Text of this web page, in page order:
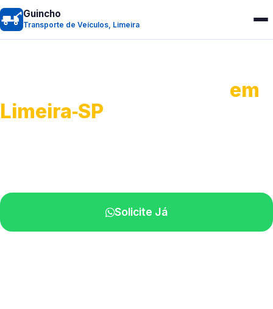
Guincho
Transporte de Veículos, Limeira
em
Limeira‑SP
Solicite Já